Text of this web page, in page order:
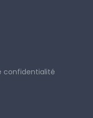
confidentialité